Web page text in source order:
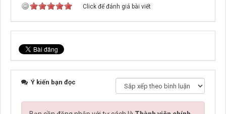
Click để đánh giá bài viết
Ý kiến bạn đọc